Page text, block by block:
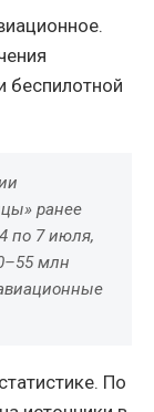
беспилотной
ранее
по 7 июля,
млн
По